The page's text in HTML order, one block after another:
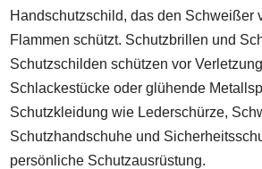
Handschutzschild, das den Schweißer
Flammen schützt. Schutzbrillen und
Schutzschilden schützen vor
Schlackestücke oder glühende
Schutzkleidung wie Lederschürze,
Schutzhandschuhe und
persönliche Schutzausrüstung.